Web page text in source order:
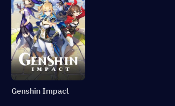
Genshin Impact